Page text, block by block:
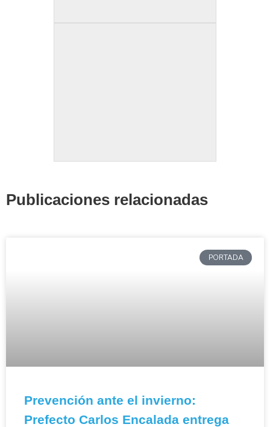
Publicaciones relacionadas
PORTADA
Prevención ante el invierno:
Prefecto Carlos Encalada entrega